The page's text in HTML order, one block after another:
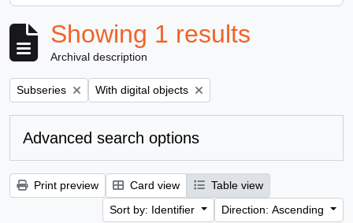
Showing 1 results
Archival description
Remove filter:
Subseries Remove filter:
With digital objects
Advanced search options
Print preview Card view
Table view
Sort by: Identifier
Direction: Ascending